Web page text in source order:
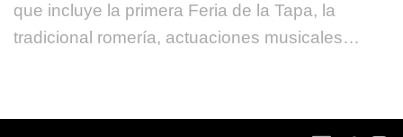
que incluye la primera Feria de la Tapa, la
tradicional romería, actuaciones musicales…